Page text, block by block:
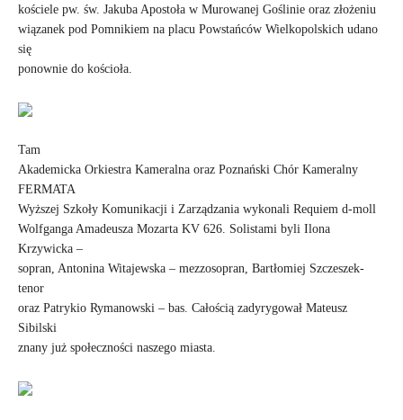
kościele pw. św. Jakuba Apostoła w Murowanej Goślinie oraz złożeniu
wiązanek pod Pomnikiem na placu Powstańców Wielkopolskich udano
się
ponownie do kościoła.
Tam
Akademicka Orkiestra Kameralna oraz Poznański Chór Kameralny
FERMATA
Wyższej Szkoły Komunikacji i Zarządzania wykonali Requiem d-moll
Wolfganga Amadeusza Mozarta KV 626. Solistami byli Ilona
Krzywicka –
sopran, Antonina Witajewska – mezzosopran, Bartłomiej Szczeszek-
tenor
oraz Patrykio Rymanowski – bas. Całością zadyrygował Mateusz
Sibilski
znany już społeczności naszego miasta.